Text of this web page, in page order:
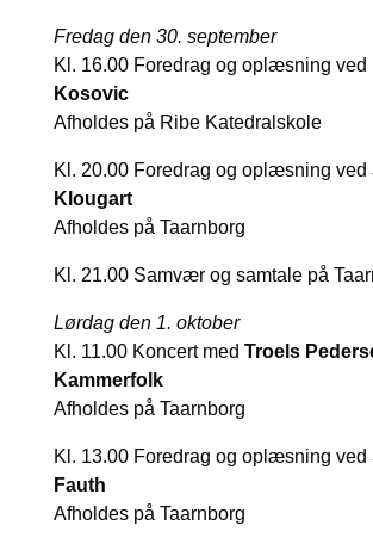
Fredag den 30. september
Kl. 16.00 Foredrag og oplæsning ved
Kosovic
Afholdes på Ribe Katedralskole
Kl. 20.00 Foredrag og oplæsning ved
Klougart
Afholdes på Taarnborg
Kl. 21.00 Samvær og samtale på
Lørdag den 1. oktober
Kl. 11.00 Koncert med Troels
Kammerfolk
Afholdes på Taarnborg
Kl. 13.00 Foredrag og oplæsning ved
Fauth
Afholdes på Taarnborg